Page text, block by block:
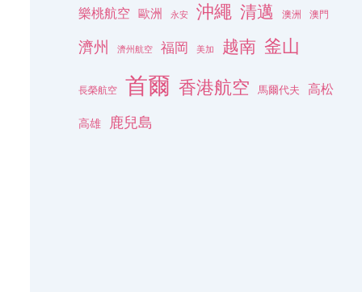
樂桃航空 歐洲 永安 沖繩 清邁 澳洲 澳門
濟州 濟州航空 福岡 美加 越南 釜山
長榮航空 首爾 香港航空 馬爾代夫 高松
高雄 鹿兒島